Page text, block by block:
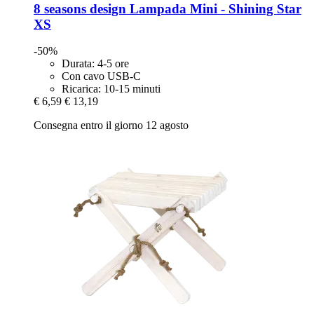
8 seasons design Lampada Mini -​ Shining Star
XS
-50%
Durata: 4-5 ore
Con cavo USB-C
Ricarica: 10-15 minuti
€ 6,59 € 13,19
Consegna entro il giorno 12 agosto